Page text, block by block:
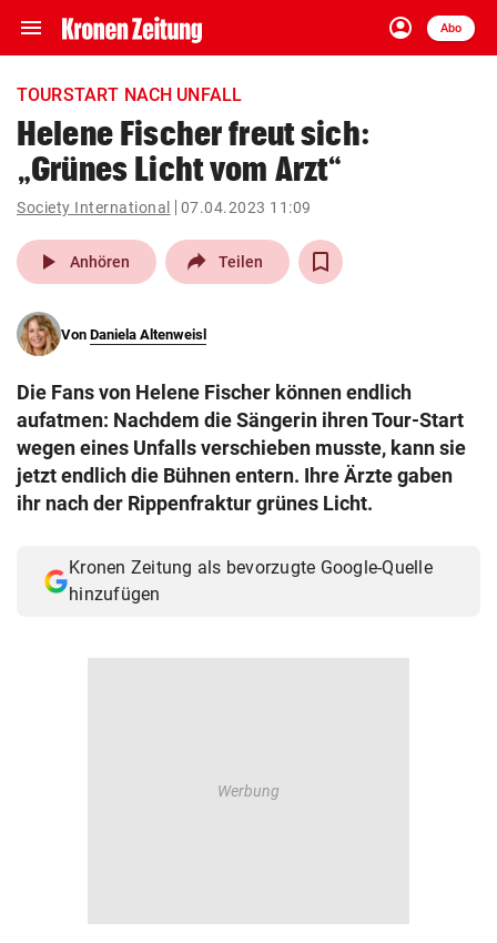
menu Navigation
ein-/ausklappen
account_circle
Anmelden
Abo
close Schließen
account_circle Anmelden
pin_drop
Wien arrow_right
search
eingeben
© Krone Multimedia GmbH & Co KG 2026
TOURSTART NACH UNFALL
Helene Fischer freut sich:
„Grünes Licht vom Arzt“
Society International 07.04.2023 11:09
play_arrow Anhören Teilen
Von Daniela Altenweisl
Die Fans von Helene Fischer können endlich
aufatmen: Nachdem die Sängerin ihren Tour-Start
wegen eines Unfalls verschieben musste, kann sie
jetzt endlich die Bühnen entern. Ihre Ärzte gaben
ihr nach der Rippenfraktur grünes Licht.
Kronen Zeitung als bevorzugte Google-Quelle
hinzufügen